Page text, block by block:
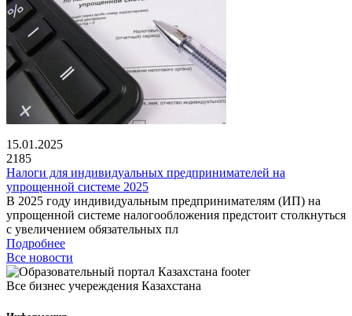
15.01.2025
2185
Налоги для индивидуальных предпринимателей на
упрощенной системе 2025
В 2025 году индивидуальным предпринимателям (ИП) на
упрощенной системе налогообложения предстоит столкнуться
с увеличением обязательных пл
Подробнее
Все новости
Все бизнес учереждения Казахстана